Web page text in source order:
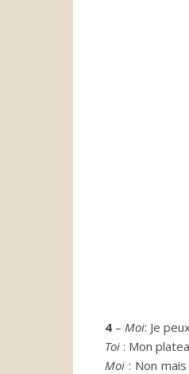
4 – Moi: Je
Toi : Mon
Moi : Non